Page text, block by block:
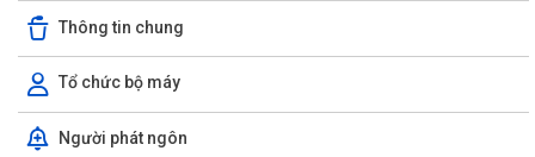
Thông tin chung
Tổ chức bộ máy
Người phát ngôn
đồng nhân dân thành phố đối với...